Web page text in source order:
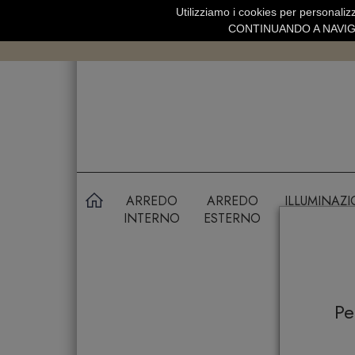
SPEDIZIONE GRATUITA SOPRA 99
ARREDO
INTERNO
ARREDO
ESTERNO
Utilizziamo i cookies per
CONTINUANDO A